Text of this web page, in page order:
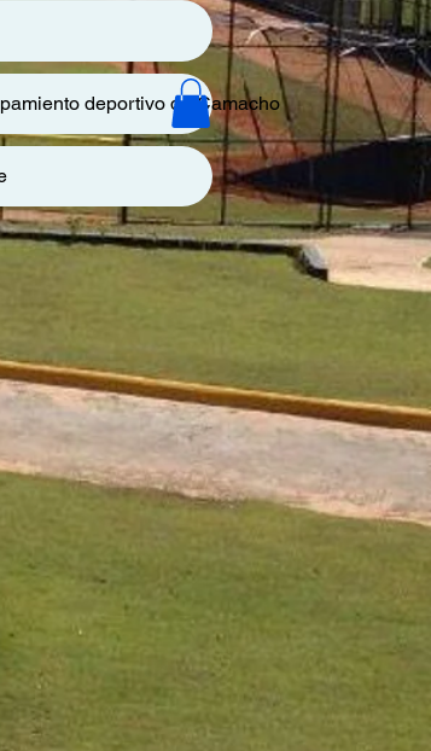
deportivo de Camacho